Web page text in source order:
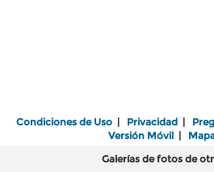
Condiciones de Uso | Privacidad |
Versión Móvil|
Galerías de fotos de